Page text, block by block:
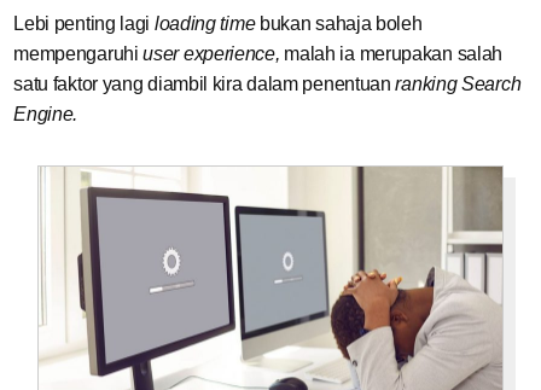
Lebi penting lagi loading timebukan sahaja boleh
mempengaruhiuser experience, malah ia merupakan salah
satu faktor yang diambil kira dalam penentuanranking Search
Engine.